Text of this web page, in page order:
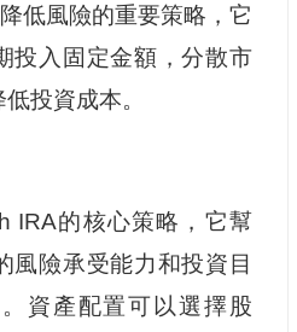
低風險的重要策略，它
投入固定金額，分散市
投資成本。
IRA的核心策略，它幫
風險承受能力和投資目
資產配置可以選擇股